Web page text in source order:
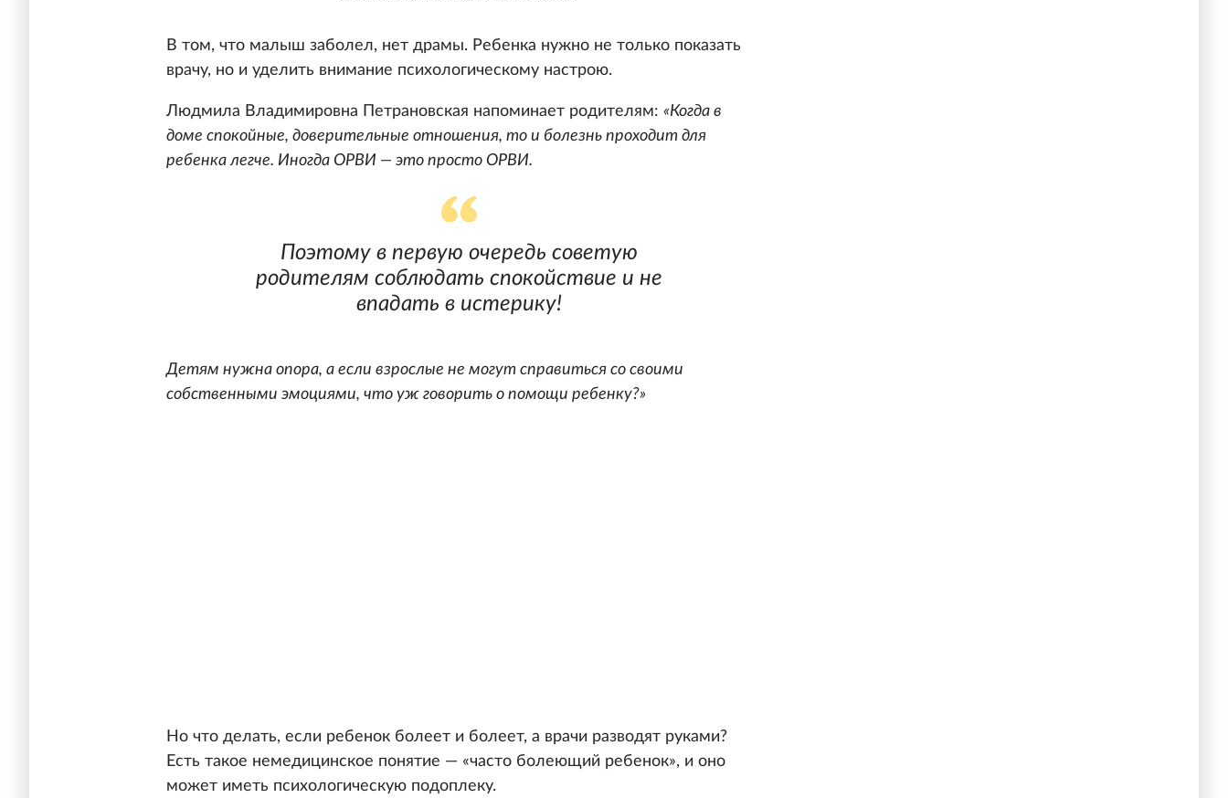
В том, что малыш заболел, нет драмы. Ребенка нужно не только показать
врачу, но и уделить внимание психологическому настрою.
Людмила Владимировна Петрановская напоминает родителям: «Когда в
доме спокойные, доверительные отношения, то и болезнь проходит для
ребенка легче. Иногда ОРВИ — это просто ОРВИ.
Поэтому в первую очередь советую
родителям соблюдать спокойствие и не
впадать в истерику!
Детям нужна опора, а если взрослые не могут справиться со своими
собственными эмоциями, что уж говорить о помощи ребенку?»
Но что делать, если ребенок болеет и болеет, а врачи разводят руками?
Есть такое немедицинское понятие — «часто болеющий ребенок», и оно
может иметь психологическую подоплеку.